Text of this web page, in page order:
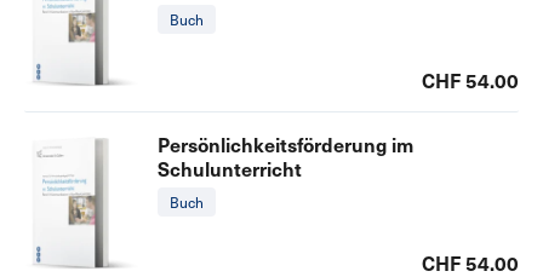
Buch
CHF 54.00
Persönlichkeitsförderung im
Schulunterricht
Buch
CHF 54.00